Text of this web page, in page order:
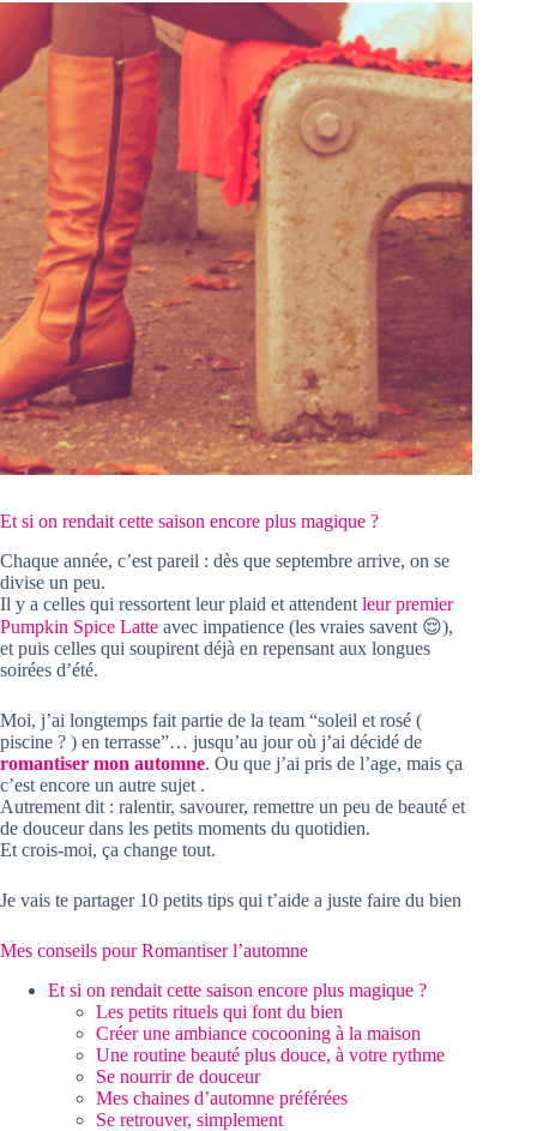
Et si on rendait cette saison encore plus magique ?
Chaque année, c’est pareil : dès que septembre arrive, on se
divise un peu.
Il y a celles qui ressortent leur plaid et attendent leur premier
Pumpkin Spice Latte avec impatience (les vraies savent 😌),
et puis celles qui soupirent déjà en repensant aux longues
soirées d’été.
Moi, j’ai longtemps fait partie de la team “soleil et rosé (
piscine ? ) en terrasse”… jusqu’au jour où j’ai décidé de
romantiser mon automne. Ou que j’ai pris de l’age, mais ça
c’est encore un autre sujet .
Autrement dit : ralentir, savourer, remettre un peu de beauté et
de douceur dans les petits moments du quotidien.
Et crois-moi, ça change tout.
Je vais te partager 10 petits tips qui t’aide a juste faire du bien
Mes conseils pour Romantiser l’automne
Et si on rendait cette saison encore plus magique ?
Les petits rituels qui font du bien
Créer une ambiance cocooning à la maison
Une routine beauté plus douce, à votre rythme
Se nourrir de douceur
Mes chaines d’automne préférées
Se retrouver, simplement